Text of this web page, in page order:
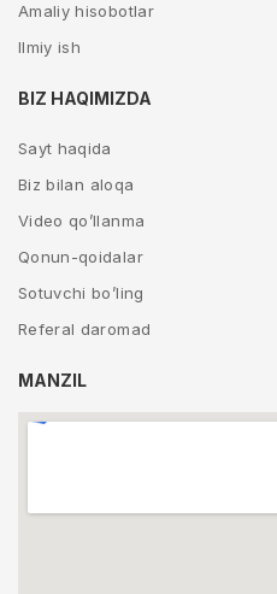
Amaliy hisobotlar
Ilmiy ish
BIZ HAQIMIZDA
Sayt haqida
Biz bilan aloqa
Video qo’llanma
Qonun-qoidalar
Sotuvchi bo’ling
Referal daromad
MANZIL